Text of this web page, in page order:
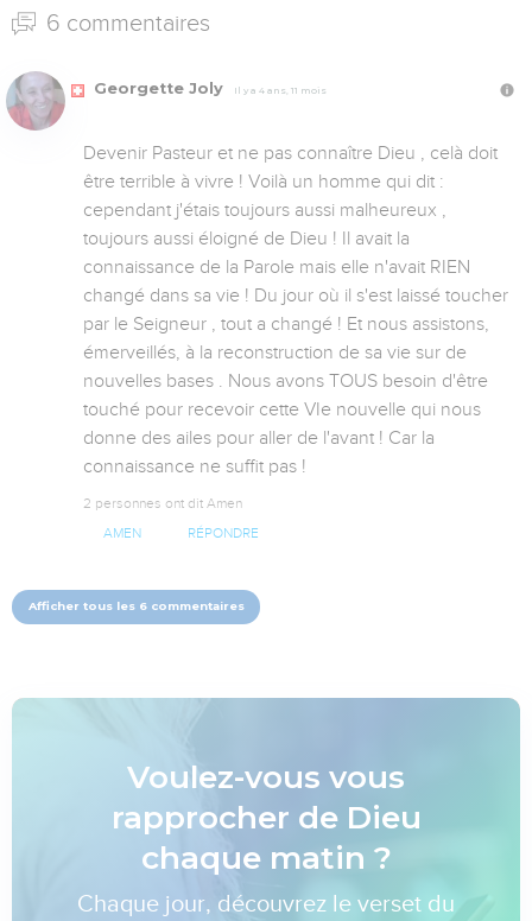
6 commentaires
Georgette Joly Il y a 4 ans, 11 mois
Devenir Pasteur et ne pas connaître Dieu , celà doit
être terrible à vivre ! Voilà un homme qui dit :
cependant j'étais toujours aussi malheureux ,
toujours aussi éloigné de Dieu ! Il avait la
connaissance de la Parole mais elle n'avait RIEN
changé dans sa vie ! Du jour où il s'est laissé toucher
par le Seigneur , tout a changé ! Et nous assistons,
émerveillés, à la reconstruction de sa vie sur de
nouvelles bases . Nous avons TOUS besoin d'être
touché pour recevoir cette VIe nouvelle qui nous
donne des ailes pour aller de l'avant ! Car la
connaissance ne suffit pas !
2 personnes ont dit Amen
AMEN RÉPONDRE
Afficher tous les 6 commentaires
Voulez-vous vous
rapprocher de Dieu
chaque matin ?
Chaque jour, découvrez le verset du